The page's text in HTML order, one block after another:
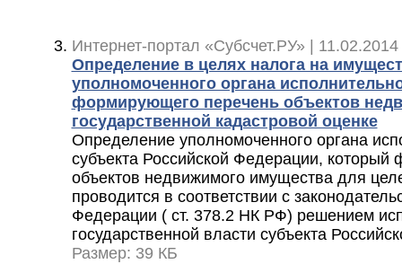
Интернет-портал «Субсчет.РУ» |
Определение в целях налога на
уполномоченного органа
формирующего перечень объектов
государственной кадастровой оценке
Определение уполномоченного органа
субъекта Российской Федерации, который
объектов недвижимого имущества для
проводится в соответствии с
Федерации ( ст. 378.2 НК РФ) решением
государственной власти субъекта
Размер: 39 КБ